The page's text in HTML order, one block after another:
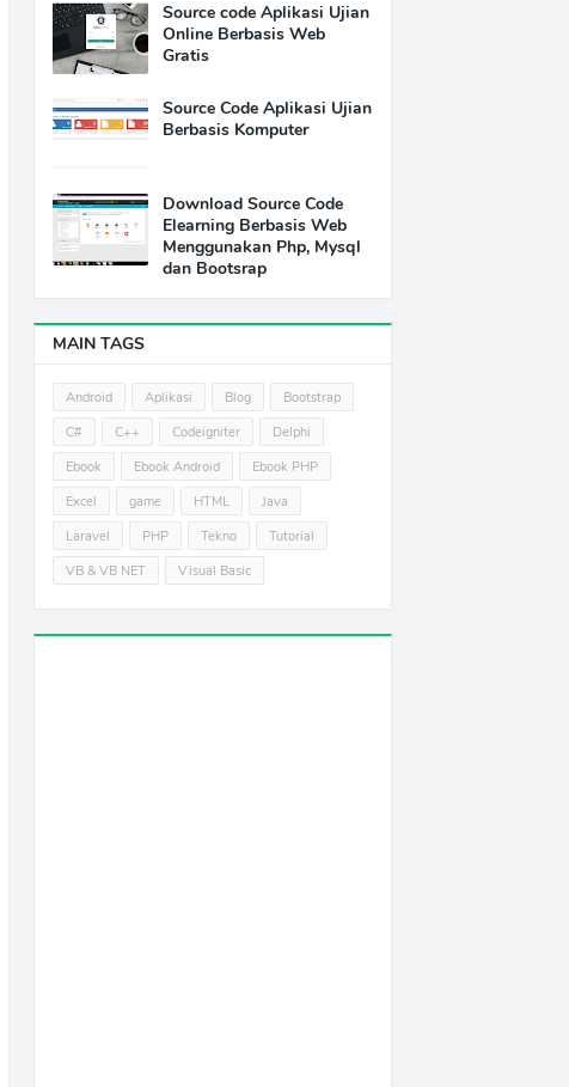
Source code Aplikasi Ujian
Online Berbasis Web
Gratis
Source Code Aplikasi Ujian
Berbasis Komputer
Download Source Code
Elearning Berbasis Web
Menggunakan Php, Mysql
dan Bootsrap
MAIN TAGS
Android Aplikasi Blog
Bootstrap
C#
C++ Codeigniter
Delphi
Ebook
Ebook Android
Ebook PHP
Excel
game HTML
Java
Laravel
PHP Tekno
Tutorial
VB & VB NET
Visual Basic